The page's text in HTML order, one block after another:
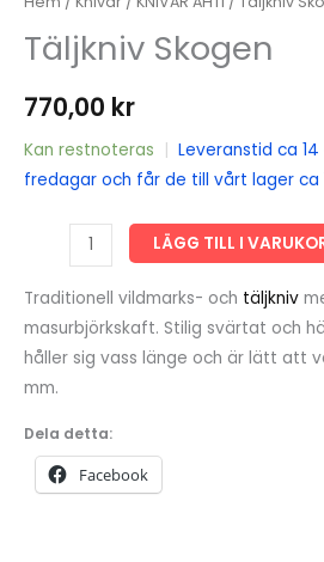
Täljkniv Skogen
770,00 kr
Kan restnoteras | Leveranstid ca
fredagar och får de till vårt lager ca
Skogen
mängd
LÄGG TILL I
Traditionell vildmarks- och täljkniv
masurbjörkskaft. Stilig svärtat och
håller sig vass länge och är lätt att
mm.
Dela detta:
Facebook